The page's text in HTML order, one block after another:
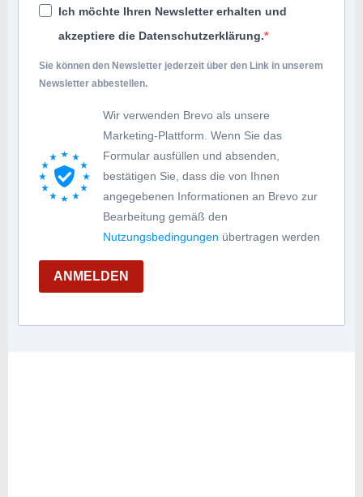
Ich möchte Ihren Newsletter erhalten und
akzeptiere die Datenschutzerklärung.
Sie können den Newsletter jederzeit über den Link in unserem
Newsletter abbestellen.
Wir verwenden Brevo als unsere
Marketing-Plattform. Wenn Sie das
Formular ausfüllen und absenden,
bestätigen Sie, dass die von Ihnen
angegebenen Informationen an Brevo zur
Bearbeitung gemäß den
Nutzungsbedingungen übertragen werden
ANMELDEN